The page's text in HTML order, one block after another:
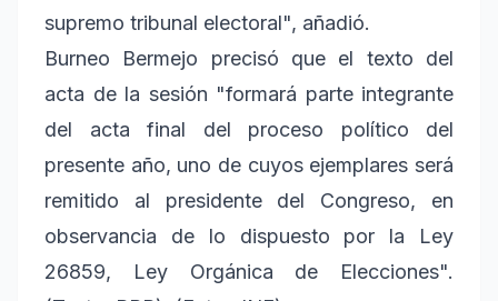
supremo tribunal electoral", añadió.
Burneo Bermejo precisó que el texto del
acta de la sesión "formará parte integrante
del acta final del proceso político del
presente año, uno de cuyos ejemplares será
remitido al presidente del Congreso, en
observancia de lo dispuesto por la Ley
26859, Ley Orgánica de Elecciones".